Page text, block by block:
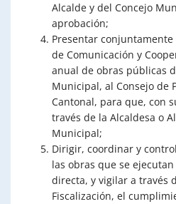
Alcalde y del Concejo
aprobación;
Presentar
de Comunicación y
anual de obras públicas
Municipal, al Consejo de
Cantonal, para que, con
través de la Alcaldesa o
Municipal;
Dirigir, coordinar y
las obras que se
directa, y vigilar a través
Fiscalización, el